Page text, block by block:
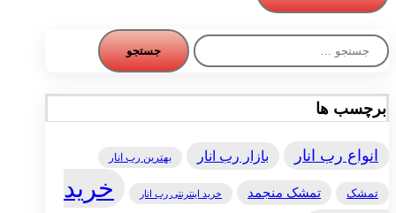
جستجو
برای:
جستجو
برچسب ها
انواع رب انار بازار رب انار بهترین رب انار
تمشک تمشک منجمد خرید اینترنتی رب انار
خرید